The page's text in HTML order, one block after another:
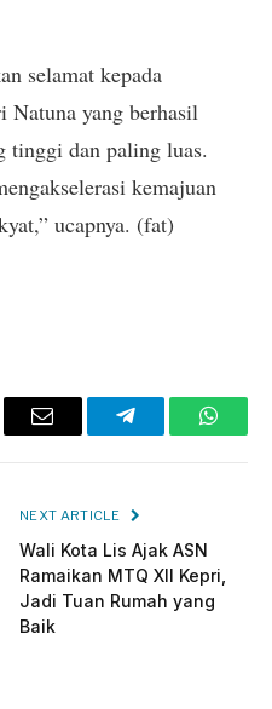
selamat kepada
yang berhasil
tinggi dan paling luas.
kemajuan
ucapnya. (fat)
Email Telegram
NEXT ARTICLE
Wali Kota Lis Ajak ASN
Ramaikan MTQ XII Kepri,
Jadi Tuan Rumah yang
Baik